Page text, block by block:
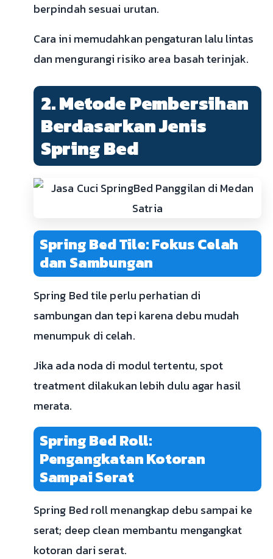
berpindah sesuai urutan.
Cara ini memudahkan pengaturan lalu lintas
dan mengurangi risiko area basah terinjak.
2. Metode Pembersihan
Berdasarkan Jenis
Spring Bed
Spring Bed Tile: Fokus Celah
dan Sambungan
Spring Bed tile perlu perhatian di
sambungan dan tepi karena debu mudah
menumpuk di celah.
Jika ada noda di modul tertentu, spot
treatment dilakukan lebih dulu agar hasil
merata.
Spring Bed Roll:
Pengangkatan Kotoran
Sampai Serat
Spring Bed roll menangkap debu sampai ke
serat; deep clean membantu mengangkat
kotoran dari serat.